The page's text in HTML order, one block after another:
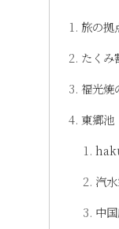
旅の拠
たくみ
福光焼
東郷池
汽
中